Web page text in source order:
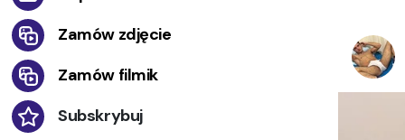
Zamów zdjęcie
Zamów filmik
Subskrybuj